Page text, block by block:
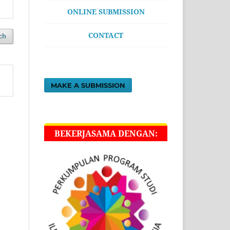
ONLINE SUBMISSION
CONTACT
MAKE A SUBMISSION
BEKERJASAMA DENGAN: